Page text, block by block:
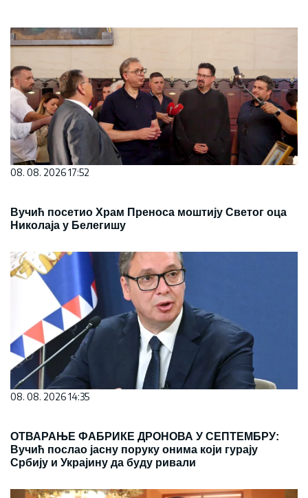
08. 08. 2026 17:52
Вучић посетио Храм Преноса моштију Светог оца
Николаја у Белегишу
08. 08. 2026 14:35
ОТВАРАЊЕ ФАБРИКЕ ДРОНОВА У СЕПТЕМБРУ:
Вучић послао јасну поруку онима који гурају
Србију и Украјину да буду ривали